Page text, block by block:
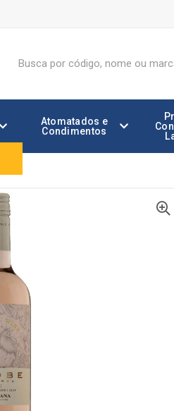
Atomatados e
Condimentos